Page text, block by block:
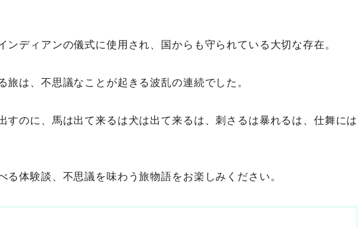
ンディアンの儀式に使用され、国からも守られている大切な存在。
旅は、不思議なことが起きる波乱の連続でした。
すのに、馬は出て来るは犬は出て来るは、刺さるは暴れるは、仕舞には
る体験談、不思議を味わう旅物語をお楽しみください。